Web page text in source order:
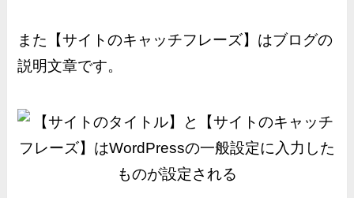
また【サイトのキャッチフレーズ】はブログの
説明文章です。